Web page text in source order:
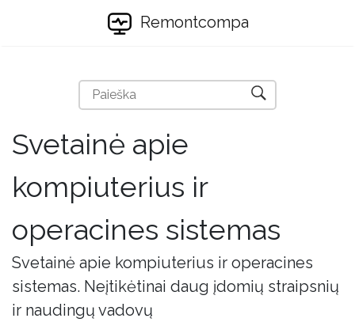
Remontcompa
Svetainė apie
kompiuterius ir
operacines sistemas
Svetainė apie kompiuterius ir operacines
sistemas. Neįtikėtinai daug įdomių straipsnių
ir naudingų vadovų